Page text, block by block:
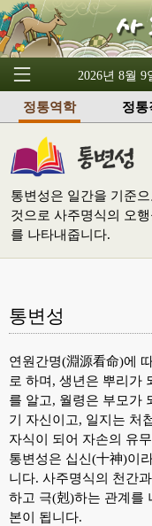
2026년 8월
정통역학 정통
통변성은 일간을 기준
것으로 사주명식의 오
를 나타내줍니다.
통변성
연원간명(淵源看命)에
로 하며, 생년은 뿌리가
를 알고, 월령은 부모가
기 자신이고, 일지는 처
자식이 되어 자손의 유
통변성은 십신(十神)이
니다. 사주명식의 천간
하고 극(剋)하는 관계를
본이 됩니다.